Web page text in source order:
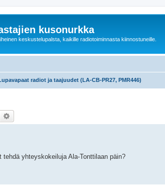
kusonurkka
keskustelupalsta, kaikille radiotoiminnasta kiinnostuneille.
radiot ja taajuudet (LA-CB-PR27, PMR446)
Search
yhteyskokeiluja Ala-Tonttilaan päin?